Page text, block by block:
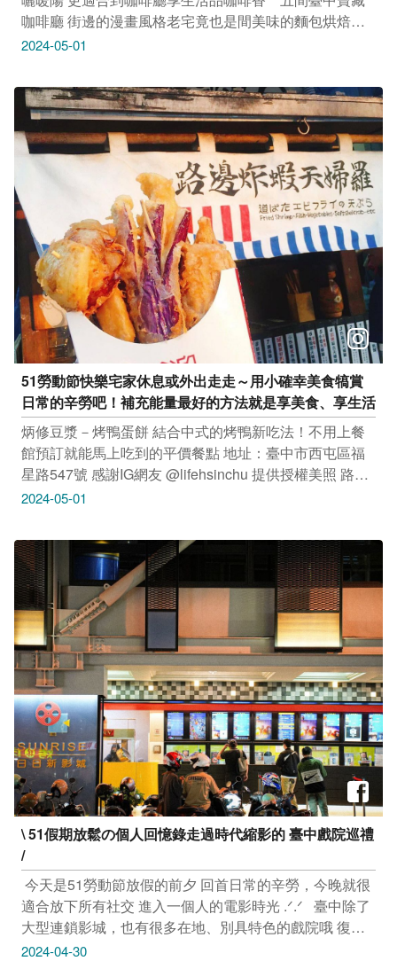
咖啡廳 街邊的漫畫風格老宅竟也是間美味的麵包烘焙坊
由四大品牌創辦的手沖咖啡製所，為您特製獨一無二風味
因古典千層蛋糕而聞名 ​ ​ 還有超級特色的濃郁威士忌酒香
甜品 現在就讓我們一起來看看吧
2024-05-01
51勞動節快樂宅家休息或外出走走～用小確幸美食犒賞
日常的辛勞吧！補充能量最好的方法就是享美食、享生活
炳修豆漿－烤鴨蛋餅 結合中式的烤鴨新吃法！不用上餐
館預訂就能馬上吃到的平價餐點 地址：臺中市西屯區福
星路547號 感謝IG網友 @lifehsinchu 提供授權美照 路邊
炸蝦天婦羅 一中街人氣炸物銅板價就能一次品嘗到炸
路37號1樓旁 感謝IG網友 @momo_foodaily 提供授權美
照 紅屋頂關東煮 日式串燒×關東煮×排灣族美食的特色餐
廳，超酷味覺新體驗 地址：臺中市西屯區黎明路三段228
號 感謝IG網友@foodie_diary_85提供授權美照 只要
Tag@taichungtravels 就有機會讓你的美照在大玩台中
FB、IG、微博及臺中觀光旅遊網上曝光喔！ ​
#taichungtravels #travel #scenery #Landscape #taiwan
#taichung #discovertaichung #여행 #풍경 #観光 #旅行 #
風景 #台中 #大玩台中 #台中景點 #打卡景點 #台中風景 #
台中旅遊 #台中美食 #台中宵夜 #炳修豆漿 #烤鴨蛋餅 #
路邊炸蝦天婦羅 #紅屋頂關東煮
2024-05-01
\ 51假期放鬆の個人回憶錄走過時代縮影的 臺中戲院巡禮
/
​ 今天是51勞動節放假的前夕 回首日常的辛勞，今晚就很
適合放下所有社交 進入一個人的電影時光 .ᐟ.ᐟ ​ ​ 臺中除了
大型連鎖影城，也有很多在地、別具特色的戲院哦 復古
裝修風格、售票處的滿滿臺灣人情味、二輪電影的回憶...
2024-04-30